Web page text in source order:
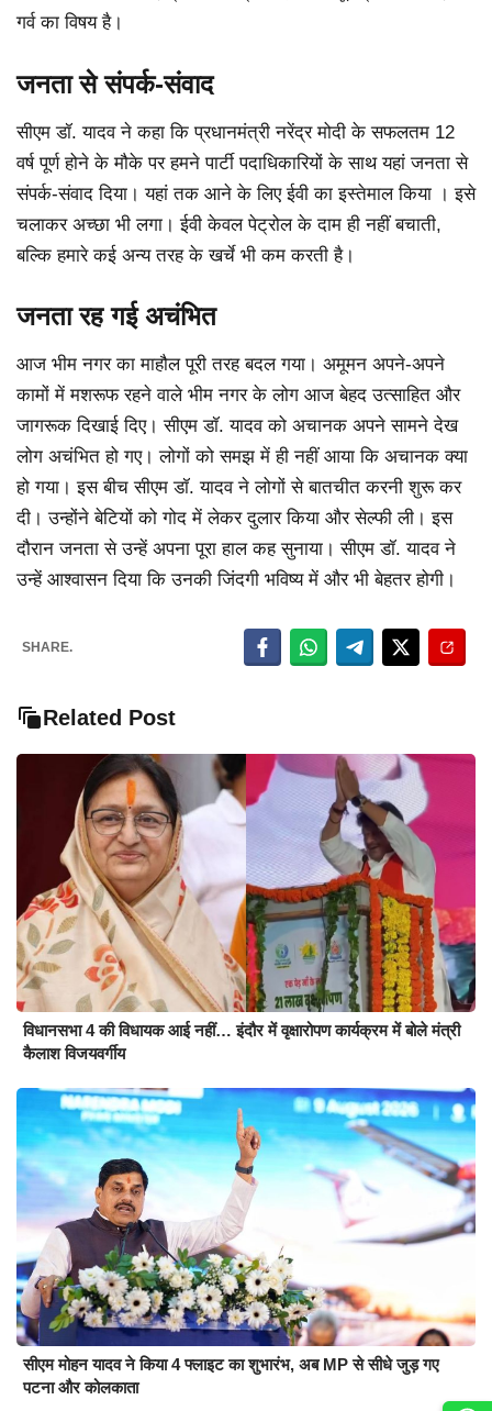
गर्व का विषय है।
जनता से संपर्क-संवाद
सीएम डॉ. यादव ने कहा कि प्रधानमंत्री नरेंद्र मोदी के सफलतम 12
वर्ष पूर्ण होने के मौके पर हमने पार्टी पदाधिकारियों के साथ यहां जनता से
संपर्क-संवाद दिया। यहां तक आने के लिए ईवी का इस्तेमाल किया । इसे
चलाकर अच्छा भी लगा। ईवी केवल पेट्रोल के दाम ही नहीं बचाती,
बल्कि हमारे कई अन्य तरह के खर्चे भी कम करती है।
जनता रह गई अचंभित
आज भीम नगर का माहौल पूरी तरह बदल गया। अमूमन अपने-अपने
कामों में मशरूफ रहने वाले भीम नगर के लोग आज बेहद उत्साहित और
जागरूक दिखाई दिए। सीएम डॉ. यादव को अचानक अपने सामने देख
लोग अचंभित हो गए। लोगों को समझ में ही नहीं आया कि अचानक क्या
हो गया। इस बीच सीएम डॉ. यादव ने लोगों से बातचीत करनी शुरू कर
दी। उन्होंने बेटियों को गोद में लेकर दुलार किया और सेल्फी ली। इस
दौरान जनता से उन्हें अपना पूरा हाल कह सुनाया। सीएम डॉ. यादव ने
उन्हें आश्वासन दिया कि उनकी जिंदगी भविष्य में और भी बेहतर होगी।
SHARE.
Related Post
विधानसभा 4 की विधायक आई नहीं… इंदौर में वृक्षारोपण कार्यक्रम में बोले मंत्री
कैलाश विजयवर्गीय
सीएम मोहन यादव ने किया 4 फ्लाइट का शुभारंभ, अब MP से सीधे जुड़ गए
पटना और कोलकाता